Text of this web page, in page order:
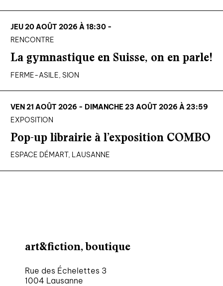
JEU 20 AOÛT 2026 À 18:30 -
RENCONTRE
La gymnastique en Suisse, on en parle!
FERME-ASILE, SION
VEN 21 AOÛT 2026 - DIMANCHE 23 AOÛT 2026 À 23:59
EXPOSITION
Pop-up librairie à l’exposition COMBO
ESPACE DÉMART, LAUSANNE
art&fiction, boutique
Rue des Échelettes 3
1004 Lausanne